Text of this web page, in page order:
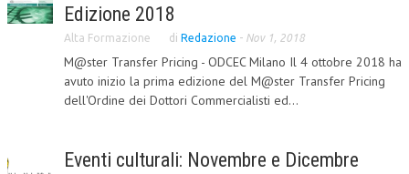
Edizione 2018
Alta Formazione di Redazione - Nov 1, 2018
M@ster Transfer Pricing - ODCEC Milano Il 4 ottobre 2018 ha
avuto inizio la prima edizione del M@ster Transfer Pricing
dell'Ordine dei Dottori Commercialisti ed...
Eventi culturali: Novembre e Dicembre